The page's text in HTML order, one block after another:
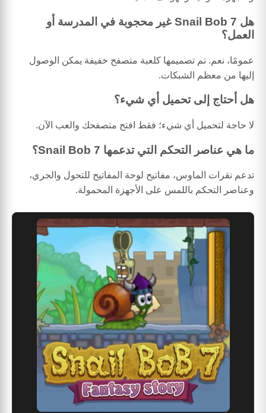
هل Snail Bob 7 غير محجوبة في المدرسة أو
العمل؟
عمومًا، نعم. تم تصميمها كلعبة متصفح خفيفة يمكن الوصول
إليها من معظم الشبكات.
هل أحتاج إلى تحميل أي شيء؟
لا حاجة لتحميل أي شيء؛ فقط افتح متصفحك والعب الآن.
ما هي عناصر التحكم التي تدعمها Snail Bob 7؟
تدعم نقرات الماوس، مفاتيح لوحة المفاتيح للتحول والجري،
وعناصر التحكم باللمس على الأجهزة المحمولة.